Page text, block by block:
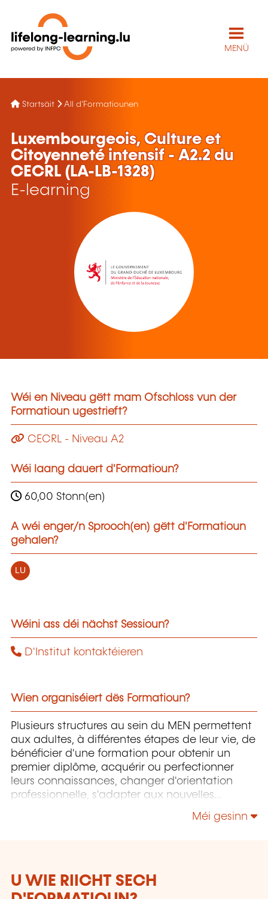
MENÜ
Startsäit All d'Formatiounen
Luxembourgeois, Culture et
Citoyenneté intensif - A2.2 du
CECRL (LA-LB-1328)
E-learning
Wéi en Niveau gëtt mam Ofschloss vun der
Formatioun ugestrieft?
CECRL - Niveau A2
Wéi laang dauert d'Formatioun?
60,00 Stonn(en)
A wéi enger/n Sprooch(en) gëtt d'Formatioun
gehalen?
LU
Wéini ass déi nächst Sessioun?
D'Institut kontaktéieren
Wien organiséiert dës Formatioun?
Plusieurs structures au sein du MEN permettent
aux adultes, à différentes étapes de leur vie, de
bénéficier d'une formation pour obtenir un
premier diplôme, acquérir ou perfectionner
leurs connaissances, changer d'orientation
professionnelle, s'adapter aux nouvelles
technologies, enrichir leur culture personnelle...
Méi gesinn
U WIE RIICHT SECH